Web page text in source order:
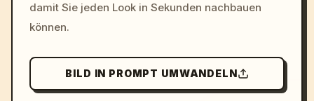
damit Sie jeden Look in Sekunden nachbauen
können.
BILD IN PROMPT UMWANDELN